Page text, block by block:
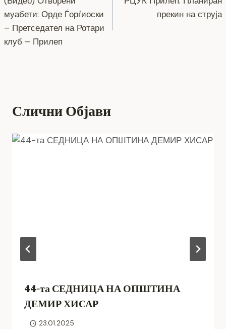
o
o
k
er
m p n
k
на
напис
муабети: Орде Ѓорѓиоски
– Претседател на Ротари
клуб – Прилеп
прекин на струја
Слични Објави
44-та СЕДНИЦА НА ОПШТИНА
ДЕМИР ХИСАР
23.01.2025